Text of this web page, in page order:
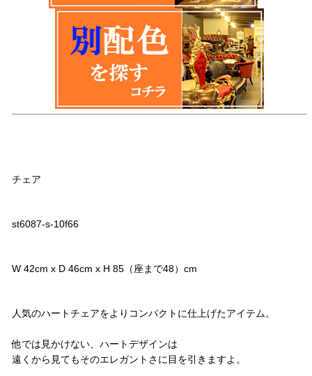
チェア
st6087-s-10f66
W 42cm x D 46cm x H 85（座まで48）cm
人気のハートチェアをよりコンパクトに仕上げたアイテム。
他では見かけない、ハートデザインは
遠くから見てもそのエレガントさに目を引きますよ。